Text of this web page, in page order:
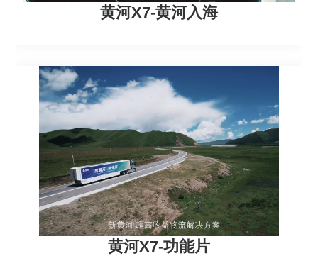
黄河X7-黄河入海
黄河X7-功能片